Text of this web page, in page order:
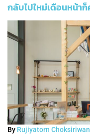
กลับไปใหม่เดือนหน้า
By Rujiyatorn Choksiriwan